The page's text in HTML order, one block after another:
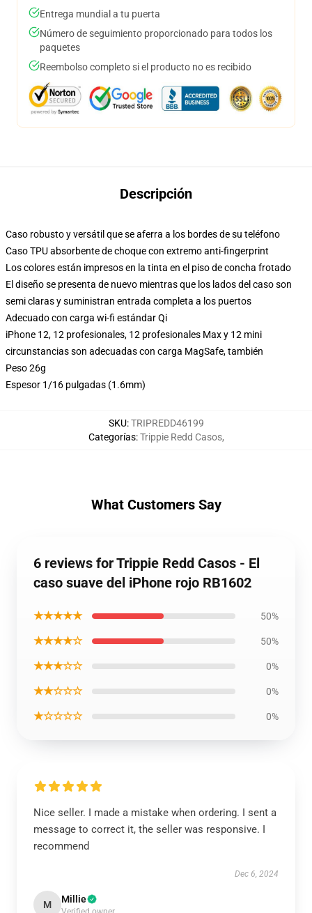
Entrega mundial a tu puerta
Número de seguimiento proporcionado para todos los
paquetes
Reembolso completo si el producto no es recibido
Descripción
Caso robusto y versátil que se aferra a los bordes de su teléfono
Caso TPU absorbente de choque con extremo anti-fingerprint
Los colores están impresos en la tinta en el piso de concha frotado
El diseño se presenta de nuevo mientras que los lados del caso son
semi claras y suministran entrada completa a los puertos
Adecuado con carga wi-fi estándar Qi
iPhone 12, 12 profesionales, 12 profesionales Max y 12 mini
circunstancias son adecuadas con carga MagSafe, también
Peso 26g
Espesor 1/16 pulgadas (1.6mm)
SKU:TRIPREDD46199
Categorías:Trippie Redd Casos,
What Customers Say
6 reviews for Trippie Redd Casos - El
caso suave del iPhone rojo RB1602
★★★★★ 50%
★★★★☆ 50%
★★★☆☆ 0%
★★☆☆☆ 0%
★☆☆☆☆ 0%
Nice seller. I made a mistake when ordering. I sent a
message to correct it, the seller was responsive. I
recommend
Dec 6, 2024
M Millie